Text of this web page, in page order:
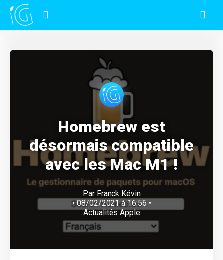
Homebrew est
désormais compatible
avec les Mac M1 !
Par Franck Kévin
• 08/02/2021 à 16:56 •
Actualités Apple